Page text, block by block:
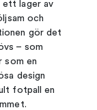
ett lager av
och
gör det
– som
som en
design
fotpall en